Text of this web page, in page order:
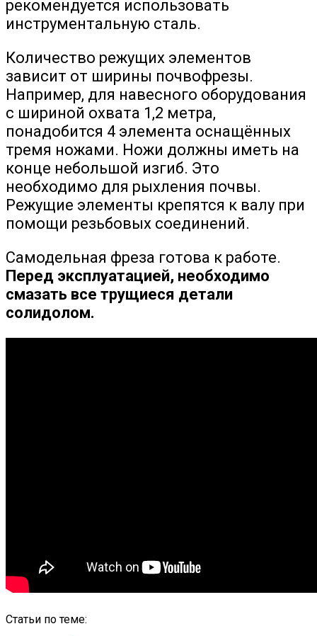
рекомендуется использовать
инструментальную сталь.
Количество режущих элементов
зависит от ширины почвофрезы.
Например, для навесного оборудования
с шириной охвата 1,2 метра,
понадобится 4 элемента оснащённых
тремя ножами. Ножи должны иметь на
конце небольшой изгиб. Это
необходимо для рыхления почвы.
Режущие элементы крепятся к валу при
помощи резьбовых соединений.
Самодельная фреза готова к работе.
Перед эксплуатацией, необходимо
смазать все трущиеся детали
солидолом.
Статьи по теме: